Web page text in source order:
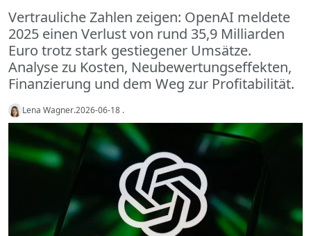
Vertrauliche Zahlen zeigen: OpenAI meldete
2025 einen Verlust von rund 35,9 Milliarden
Euro trotz stark gestiegener Umsätze.
Analyse zu Kosten, Neubewertungseffekten,
Finanzierung und dem Weg zur Profitabilität.
Lena Wagner.2026-06-18 .